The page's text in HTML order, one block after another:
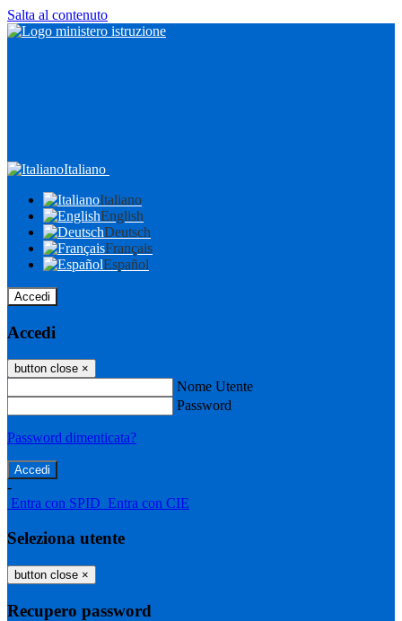
Salta al contenuto
Italiano
Italiano
English
Deutsch
Français
Español
Accedi
Accedi
button close ×
Nome Utente
Password
Password dimenticata?
-
Entra con SPID Entra con CIE
Seleziona utente
button close ×
Recupero password